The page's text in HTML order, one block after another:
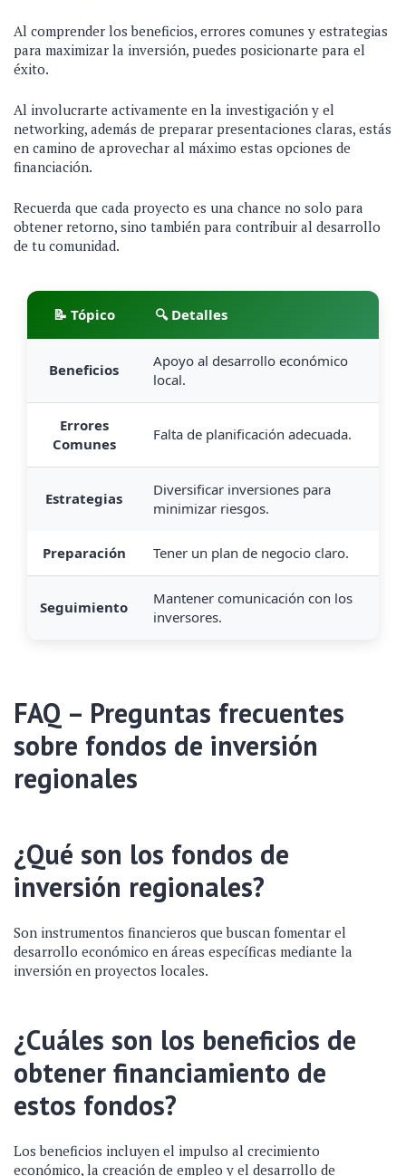
Al comprender los beneficios, errores comunes y estrategias
para maximizar la inversión, puedes posicionarte para el
éxito.
Al involucrarte activamente en la investigación y el
networking, además de preparar presentaciones claras, estás
en camino de aprovechar al máximo estas opciones de
financiación.
Recuerda que cada proyecto es una chance no solo para
obtener retorno, sino también para contribuir al desarrollo
de tu comunidad.
📝 Tópico 🔍 Detalles
Beneficios
Apoyo al desarrollo económico
local.
Errores
Comunes
Falta de planificación adecuada.
Estrategias
Diversificar inversiones para
minimizar riesgos.
Preparación Tener un plan de negocio claro.
Seguimiento
Mantener comunicación con los
inversores.
FAQ – Preguntas frecuentes
sobre fondos de inversión
regionales
¿Qué son los fondos de
inversión regionales?
Son instrumentos financieros que buscan fomentar el
desarrollo económico en áreas específicas mediante la
inversión en proyectos locales.
¿Cuáles son los beneficios de
obtener financiamiento de
estos fondos?
Los beneficios incluyen el impulso al crecimiento
económico, la creación de empleo y el desarrollo de